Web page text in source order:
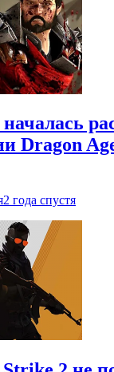
Dragon
2 года спустя